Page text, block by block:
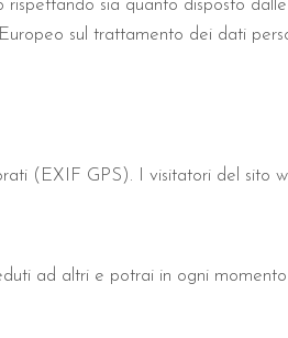
rispettando sia quanto disposto
sul trattamento dei dati
(EXIF GPS). I visitatori del sito
ad altri e potrai in ogni